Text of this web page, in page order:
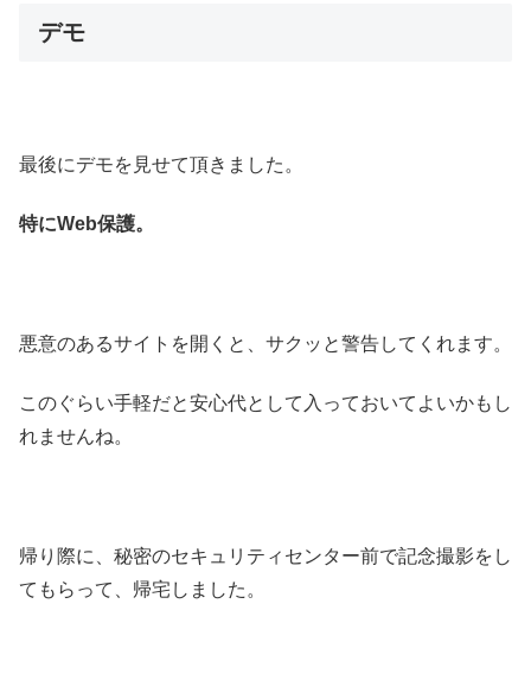
デモ
最後にデモを見せて頂きました。
特にWeb保護。
悪意のあるサイトを開くと、サクッと警告してくれます。
このぐらい手軽だと安心代として入っておいてよいかもし
れませんね。
帰り際に、秘密のセキュリティセンター前で記念撮影をし
てもらって、帰宅しました。